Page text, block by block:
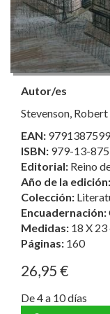
Autor/es
Stevenson, Robert
EAN:
ISBN: 979-13-
Editorial: Reino
Año de la edición:
Colección:
Encuadernación:
Medidas: 18 X 23
Páginas: 160
26,95 €
De 4 a 10 días